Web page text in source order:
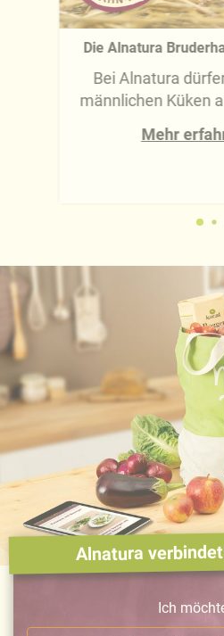
Die Alnatura
Bei Alnatura
männlichen Küken
Mehr
Alnatura
Ich